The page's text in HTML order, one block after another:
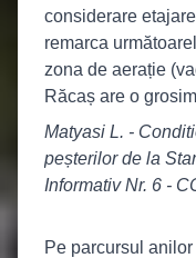
considerare
remarca
zona de aerație
Răcaș are o
Matyasi L. -
peșterilor de la
Informativ Nr. 6 -
Pe parcursul